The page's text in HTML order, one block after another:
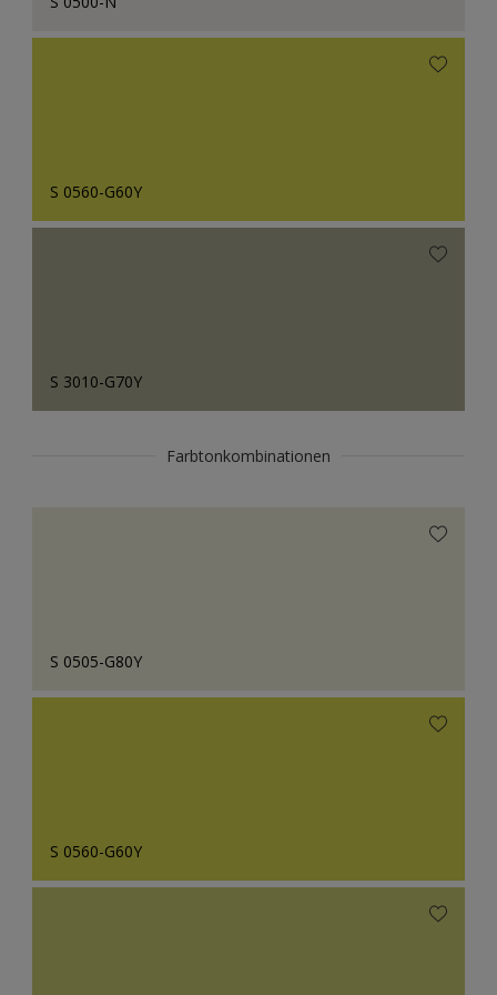
S 0560-G60Y
S 3010-G70Y
Farbtonkombinationen
S 0505-G80Y
S 0560-G60Y